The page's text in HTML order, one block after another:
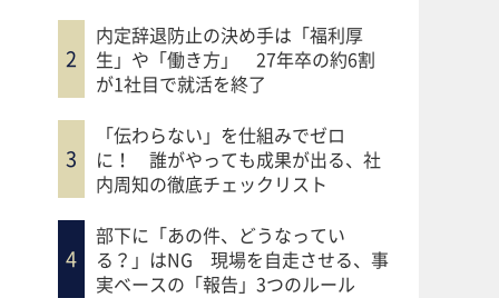
内定辞退防止の決め手は「福利厚
生」や「働き方」 27年卒の約6割
が1社目で就活を終了
「伝わらない」を仕組みでゼロ
に！ 誰がやっても成果が出る、社
内周知の徹底チェックリスト
部下に「あの件、どうなってい
る？」はNG 現場を自走させる、事
実ベースの「報告」3つのルール